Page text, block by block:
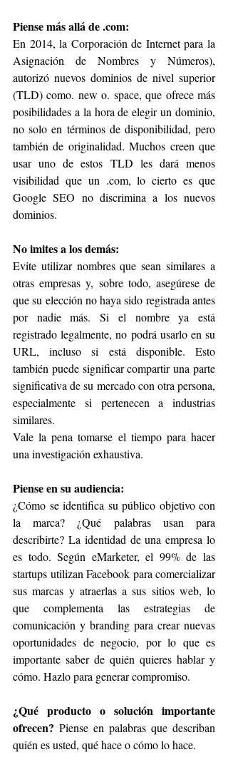
Piense más allá de .com:
En 2014, la Corporación de Internet para la
Asignación de Nombres y Números),
autorizó nuevos dominios de nivel superior
(TLD) como. new o. space, que ofrece más
posibilidades a la hora de elegir un dominio,
no solo en términos de disponibilidad, pero
también de originalidad. Muchos creen que
usar uno de estos TLD les dará menos
visibilidad que un .com, lo cierto es que
Google SEO no discrimina a los nuevos
dominios.
No imites a los demás:
Evite utilizar nombres que sean similares a
otras empresas y, sobre todo, asegúrese de
que su elección no haya sido registrada antes
por nadie más. Si el nombre ya está
registrado legalmente, no podrá usarlo en su
URL, incluso si está disponible. Esto
también puede significar compartir una parte
significativa de su mercado con otra persona,
especialmente si pertenecen a industrias
similares.
Vale la pena tomarse el tiempo para hacer
una investigación exhaustiva.
Piense en su audiencia:
¿Cómo se identifica su público objetivo con
la marca? ¿Qué palabras usan para
describirte? La identidad de una empresa lo
es todo. Según eMarketer, el 99% de las
startups utilizan Facebook para comercializar
sus marcas y atraerlas a sus sitios web, lo
que complementa las estrategias de
comunicación y branding para crear nuevas
oportunidades de negocio, por lo que es
importante saber de quién quieres hablar y
cómo. Hazlo para generar compromiso.
¿Qué producto o solución importante
ofrecen? Piense en palabras que describan
quién es usted, qué hace o cómo lo hace.